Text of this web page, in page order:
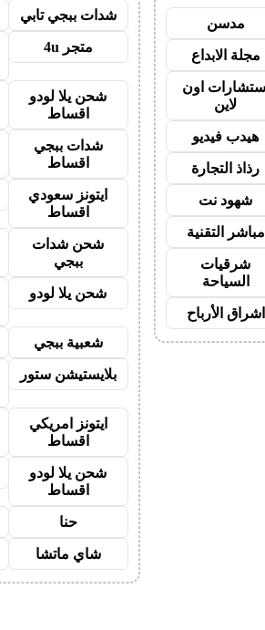
مدسن
مجلة الابداع
استشارات اون
لاين
هيدب فيديو
رذاذ التجارة
شهود نت
مباشر التقنية
شرقيات
السياحة
اشراق الأرباح
شدات ببجي تابي
متجر 4u
شحن يلا لودو
اقساط
شدات ببجي
اقساط
ايتونز سعودي
اقساط
شحن شدات
ببجي
شحن يلا لودو
شعبية ببجي
بلايستيشن ستور
ايتونز امريكي
اقساط
شحن يلا لودو
اقساط
حنا
شاي ماتشا